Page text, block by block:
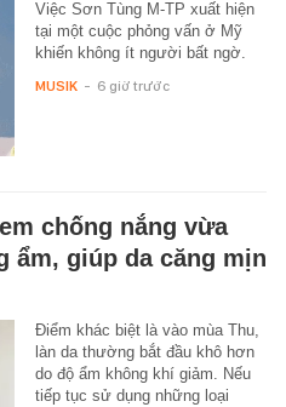
Việc Sơn Tùng M-TP xuất hiện
tại một cuộc phỏng vấn ở Mỹ
khiến không ít người bất ngờ.
MUSIK - 6 giờ trước
chống nắng vừa
ẩm, giúp da căng mịn
Điểm khác biệt là vào mùa Thu,
làn da thường bắt đầu khô hơn
do độ ẩm không khí giảm. Nếu
tiếp tục sử dụng những loại